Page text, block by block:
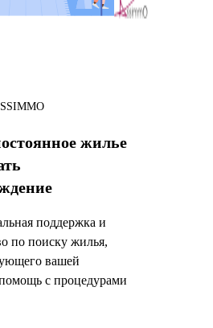
жилье
поддержка и
по поиску жилья,
вашей
с процедурами